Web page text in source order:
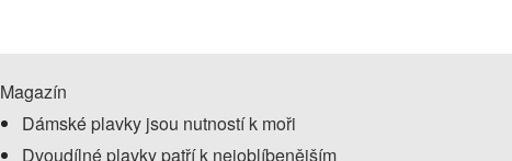
Magazín
Dámské plavky jsou nutností k moři
Dvoudílné plavky patří k nejoblíbenějším